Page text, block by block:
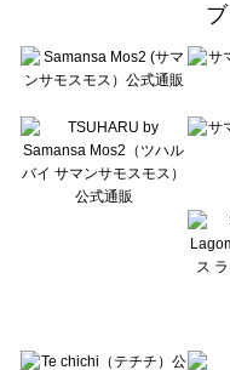
sō4ū（ソウフォーユー）のドレス
Te chichi（テチチ）のドレスシュ
Te chichi CLASSIC（テチチ クラ
Lugnoncure（ルノンキュール）の
BETTY'S BLUE（べティーズブル
Wpc.（ワールドパーティー）のド